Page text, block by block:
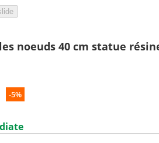
noeuds 40 cm statue
-5%